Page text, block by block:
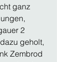
ganz
2
geholt,
Zembrod